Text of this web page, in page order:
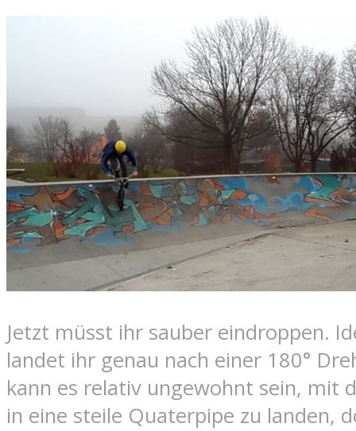
Jetzt müsst ihr sauber eindroppen.
landet ihr genau nach einer 180°
kann es relativ ungewohnt sein, mit
in eine steile Quaterpipe zu landen,